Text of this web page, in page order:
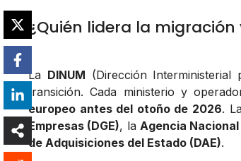
¿Quién lidera la
La DINUM (Dirección
transición. Cada ministerio y
europeo antes del otoño de 2026.
Empresas (DGE), la Agencia
de Adquisiciones del Estado (DAE).